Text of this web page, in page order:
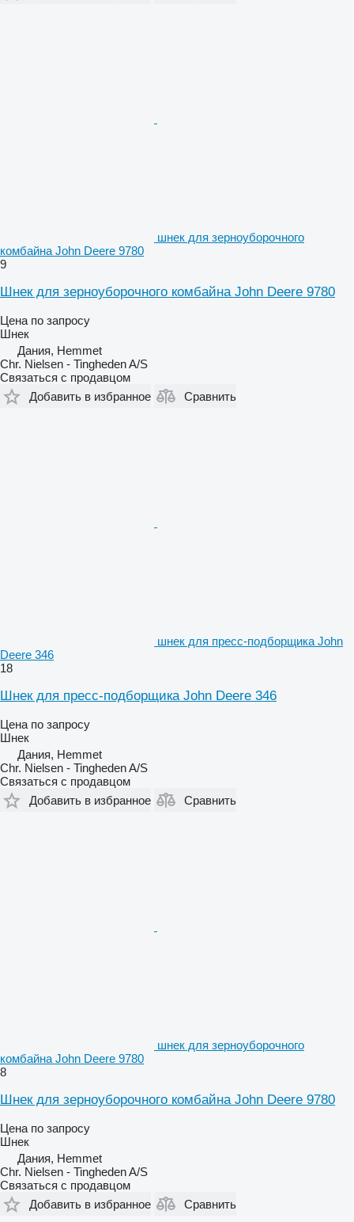
шнек для зерноуборочного
комбайна John Deere 9780
9
Шнек для зерноуборочного комбайна John Deere 9780
Цена по запросу
Шнек
Дания, Hemmet
Chr. Nielsen - Tingheden A/S
Связаться с продавцом
Добавить в избранное
Сравнить
шнек для пресс-подборщика John
Deere 346
18
Шнек для пресс-подборщика John Deere 346
Цена по запросу
Шнек
Дания, Hemmet
Chr. Nielsen - Tingheden A/S
Связаться с продавцом
Добавить в избранное
Сравнить
шнек для зерноуборочного
комбайна John Deere 9780
8
Шнек для зерноуборочного комбайна John Deere 9780
Цена по запросу
Шнек
Дания, Hemmet
Chr. Nielsen - Tingheden A/S
Связаться с продавцом
Добавить в избранное
Сравнить